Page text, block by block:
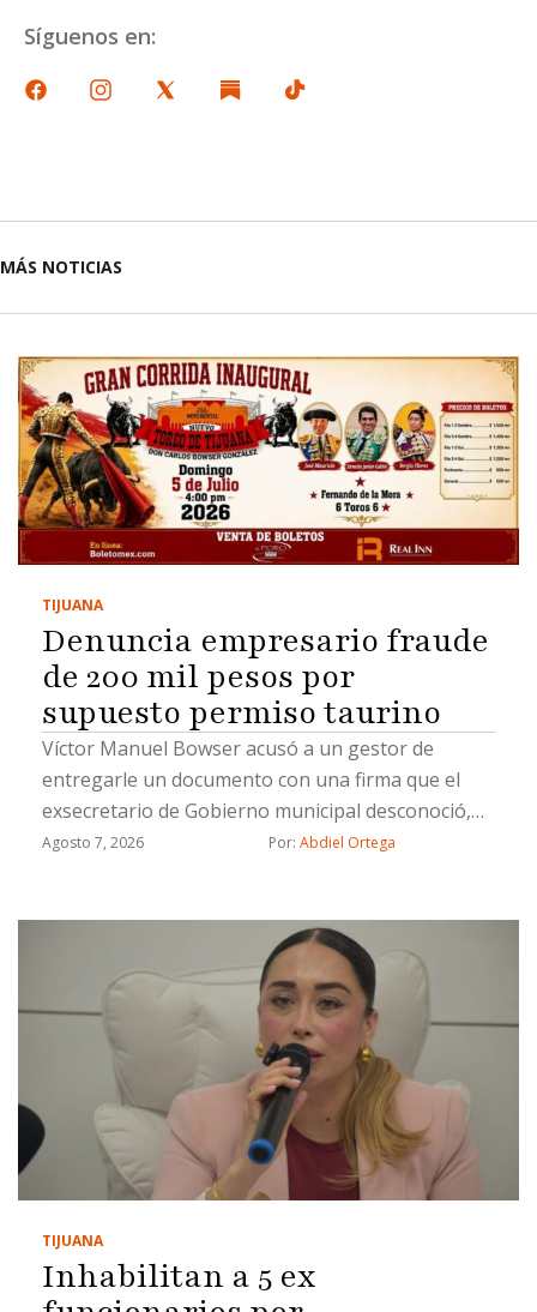
Síguenos en:
MÁS NOTICIAS
TIJUANA
Denuncia empresario fraude
de 200 mil pesos por
supuesto permiso taurino
Víctor Manuel Bowser acusó a un gestor de
entregarle un documento con una firma que el
exsecretario de Gobierno municipal desconoció,
además señala a dos ex funcionarios: Miguel
Agosto 7, 2026 Por: Abdiel Ortega
TIJUANA
Inhabilitan a 5 ex